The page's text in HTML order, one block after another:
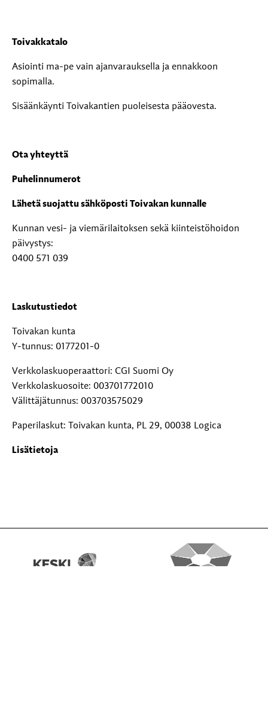
Toivakkatalo
Asiointi ma-pe vain ajanvarauksella ja ennakkoon
sopimalla.
Sisäänkäynti Toivakantien puoleisesta pääovesta.
Ota yhteyttä
Puhelinnumerot
Lähetä suojattu sähköposti Toivakan kunnalle
Kunnan vesi- ja viemärilaitoksen sekä kiinteistöhoidon
päivystys:
0400 571 039
Laskutustiedot
Toivakan kunta
Y-tunnus: 0177201-0
Verkkolaskuoperaattori: CGI Suomi Oy
Verkkolaskuosoite: 003701772010
Välittäjätunnus: 003703575029
Paperilaskut: Toivakan kunta, PL 29, 00038 Logica
Lisätietoja